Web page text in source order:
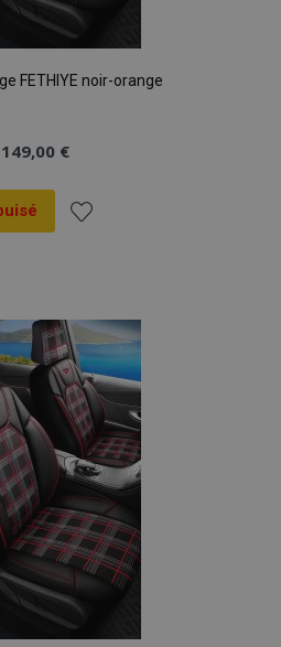
FETHIYE noir-orange
149,00 €
liste
d'achats